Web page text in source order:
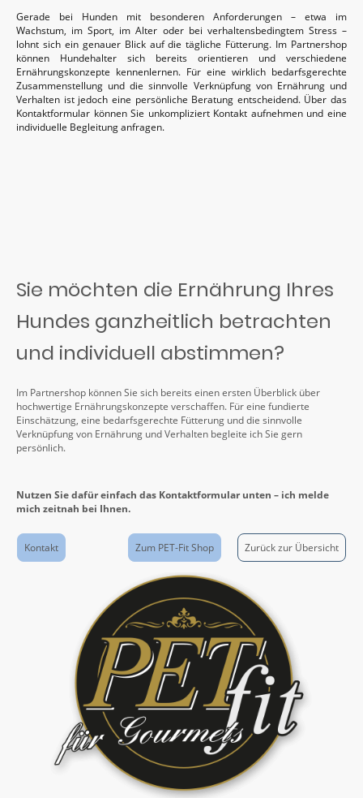
Gerade bei Hunden mit besonderen Anforderungen – etwa im
Wachstum, im Sport, im Alter oder bei verhaltensbedingtem Stress –
lohnt sich ein genauer Blick auf die tägliche Fütterung. Im Partnershop
können Hundehalter sich bereits orientieren und verschiedene
Ernährungskonzepte kennenlernen. Für eine wirklich bedarfsgerechte
Zusammenstellung und die sinnvolle Verknüpfung von Ernährung und
Verhalten ist jedoch eine persönliche Beratung entscheidend. Über das
Kontaktformular können Sie unkompliziert Kontakt aufnehmen und eine
individuelle Begleitung anfragen.
Sie möchten die Ernährung Ihres
Hundes ganzheitlich betrachten
und individuell abstimmen?
Im Partnershop können Sie sich bereits einen ersten Überblick über
hochwertige Ernährungskonzepte verschaffen. Für eine fundierte
Einschätzung, eine bedarfsgerechte Fütterung und die sinnvolle
Verknüpfung von Ernährung und Verhalten begleite ich Sie gern
persönlich.
Nutzen Sie dafür einfach das Kontaktformular unten – ich melde
mich zeitnah bei Ihnen.
Kontakt Zum PET-Fit Shop Zurück zur Übersicht